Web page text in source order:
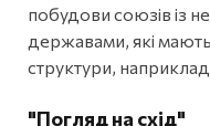
побудови союзів із
державами, які мають
структури, наприклад
"Погляд на схід"